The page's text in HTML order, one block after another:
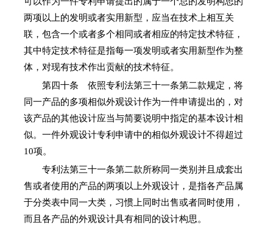
两项以上的发明或者实用新型，应当在技术上相互关
联，包含一个或者多个相同或者相应的特定技术特征，
其中特定技术特征是指每一项发明或者实用新型作为整
体，对现有技术作出贡献的技术特征。
第四十条 依照专利法第三十一条第二款规定，将
同一产品的多项相似外观设计作为一件申请提出的，对
该产品的其他设计应当与简要说明中指定的基本设计相
似。一件外观设计专利申请中的相似外观设计不得超过
10项。
专利法第三十一条第二款所称同一类别并且成套出
售或者使用的产品的两项以上外观设计，是指各产品属
于分类表中同一大类，习惯上同时出售或者同时使用，
而且各产品的外观设计具有相同的设计构思。